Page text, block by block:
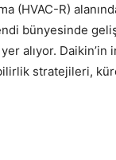
(HVAC-R)
bünyesinde
alıyor. Daikin’in
stratejileri,